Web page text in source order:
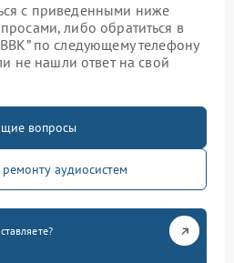
с приведенными ниже
либо обратиться в
по следующему телефону
не нашли ответ на свой
вопросы
аудиосистем